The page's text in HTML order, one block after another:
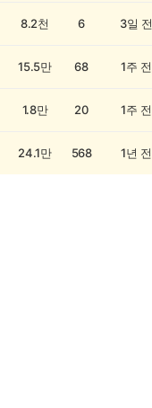
8.2천 6 3일 전
15.5만 68 1주 전
1.8만 20 1주 전
24.1만 568 1년 전